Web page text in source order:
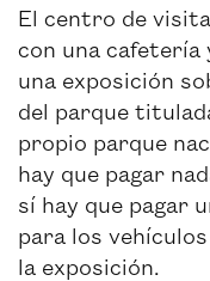
El centro de
con una cafetería
una exposición
del parque
propio parque
hay que pagar
sí hay que pagar
para los
la exposición.